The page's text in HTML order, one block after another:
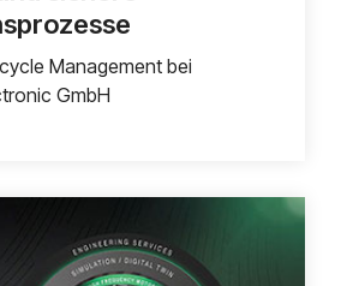
Management bei
GmbH